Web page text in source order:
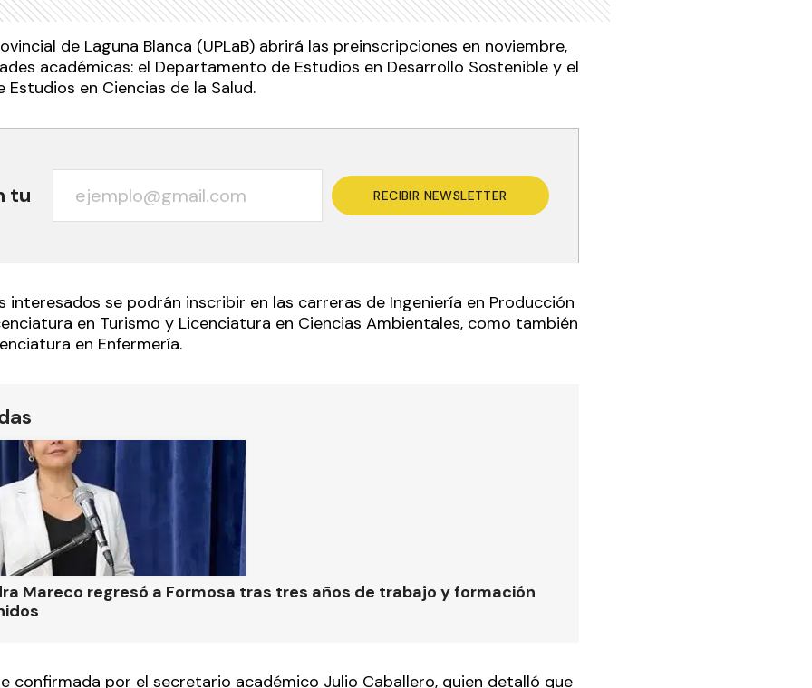
de Laguna Blanca (UPLaB) abrirá las preinscripciones en noviembre,
académicas: el Departamento de Estudios en Desarrollo Sostenible y el
en Ciencias de la Salud.
tu RECIBIR NEWSLETTER
interesados se podrán inscribir en las carreras de Ingeniería en Producción
en Turismo y Licenciatura en Ciencias Ambientales, como también
en Enfermería.
Mareco regresó a Formosa tras tres años de trabajo y formación
confirmada por el secretario académico Julio Caballero, quien detalló que